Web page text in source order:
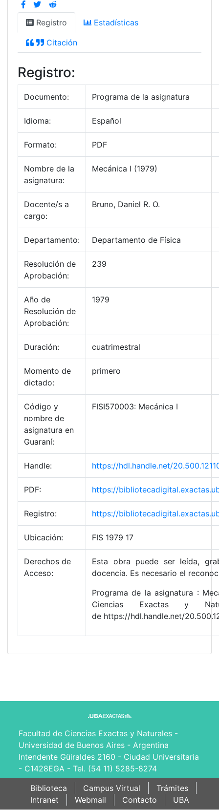
Registro Estadísticas
Citación
Registro:
Documento: Programa de la asignatura
Idioma: Español
Formato: PDF
Nombre de la
asignatura:
Mecánica I (1979)
Docente/s a
cargo:
Bruno, Daniel R. O.
Departamento: Departamento de Física
Resolución de
Aprobación:
239
Año de
Resolución de
Aprobación:
1979
Duración: cuatrimestral
Momento de
dictado:
primero
Código y
nombre de
asignatura en
Guaraní:
FISI570003: Mecánica I
Handle: https://hdl.handle.net/
PDF: https://
Registro: https://
Ubicación: FIS 1979 17
Derechos de
Acceso:
Esta obra puede ser leída,
docencia. Es necesario el
Programa de la asignatura :
Ciencias Exactas y
de https://hdl.handle.net/
Facultad de Ciencias Exactas y Naturales -
Universidad de Buenos Aires - Argentina
Intendente Güiraldes 2160 - Ciudad Universitaria
- C1428EGA - Tel. (54 11) 5285-8274
Biblioteca
Campus Virtual
Trámites
Intranet
Webmail Contacto UBA